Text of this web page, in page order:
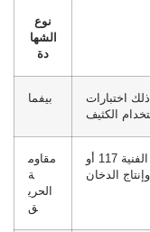
نوع
الشها
دة
بيفما
اختبارات
مقاوم
ة
الحري
ق
يضمن أن الأقمشة تلبي نشرة كاليفورنيا الفنية 117 أو